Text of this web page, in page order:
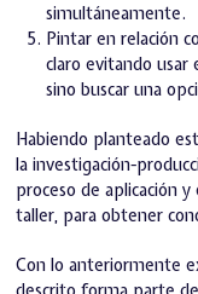
simultáneamente.
Pintar en relación
claro evitando usar
sino buscar una
Habiendo planteado
la investigación-
proceso de aplicación
taller, para obtener
Con lo anteriormente